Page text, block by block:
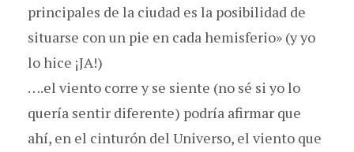
principales de la ciudad es la posibilidad de
situarse con un pie en cada hemisferio» (y yo
lo hice ¡JA!)
….el viento corre y se siente (no sé si yo lo
quería sentir diferente) podría afirmar que
ahí, en el cinturón del Universo, el viento que